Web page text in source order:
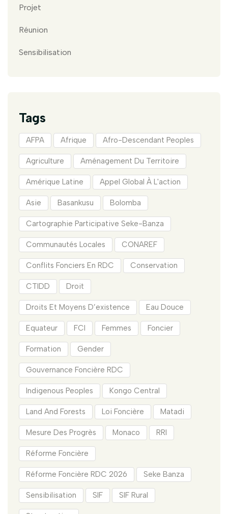
Projet
Réunion
Sensibilisation
Tags
AFPA Afrique Afro-Descendant Peoples
Agriculture Aménagement Du Territoire
Amérique Latine Appel Global À L'action
Asie Basankusu Bolomba
Cartographie Participative Seke-Banza
Communautés Locales CONAREF
Conflits Fonciers En RDC Conservation
CTIDD Droit
Droits Et Moyens D’existence Eau Douce
Equateur FCI Femmes Foncier
Formation Gender
Gouvernance Foncière RDC
Indigenous Peoples Kongo Central
Land And Forests Loi Foncière Matadi
Mesure Des Progrès Monaco RRI
Réforme Foncière
Réforme Foncière RDC 2026 Seke Banza
Sensibilisation SIF SIF Rural